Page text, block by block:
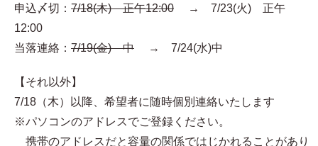
申込〆切： 7/18(木) 正午12:00 → 7/23(火) 正午
12:00
当落連絡： 7/19(金) 中 → 7/24(水)中
【それ以外】
7/18（木）以降、希望者に随時個別連絡いたします
※パソコンのアドレスでご登録ください。
携帯のアドレスだと容量の関係ではじかれることがあり